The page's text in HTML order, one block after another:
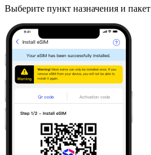
Выберите пункт назначения и пакет